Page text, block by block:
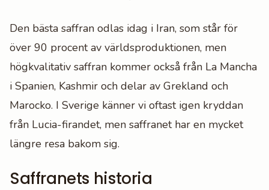
Den bästa saffran odlas idag i Iran, som står för
över 90 procent av världsproduktionen, men
högkvalitativ saffran kommer också från La Mancha
i Spanien, Kashmir och delar av Grekland och
Marocko. I Sverige känner vi oftast igen kryddan
från Lucia-firandet, men saffranet har en mycket
längre resa bakom sig.
Saffranets historia